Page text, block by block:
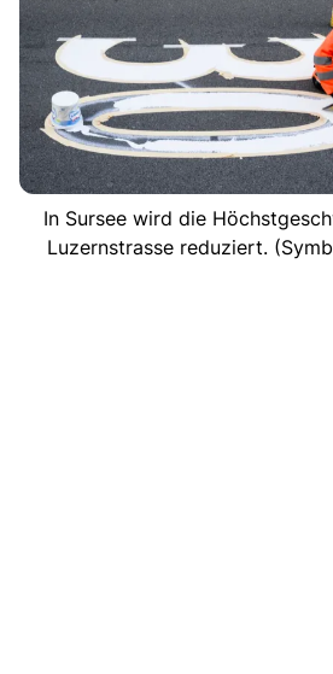
In Sursee wird die
Luzernstrasse reduziert.